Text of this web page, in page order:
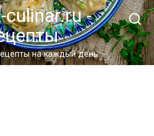
culinar.ru -
на каждый день